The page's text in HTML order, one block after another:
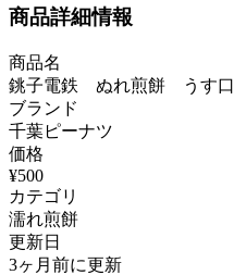
商品詳細情報
商品名
銚子電鉄 ぬれ煎餅 うす口
ブランド
千葉ピーナツ
価格
¥500
カテゴリ
濡れ煎餅
更新日
3ヶ月前に更新